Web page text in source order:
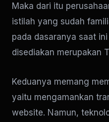
Maka dari itu
istilah yang sudah
pada dasaranya saat
disediakan merupakan
Keduanya memang
yaitu mengamankan
website. Namun,